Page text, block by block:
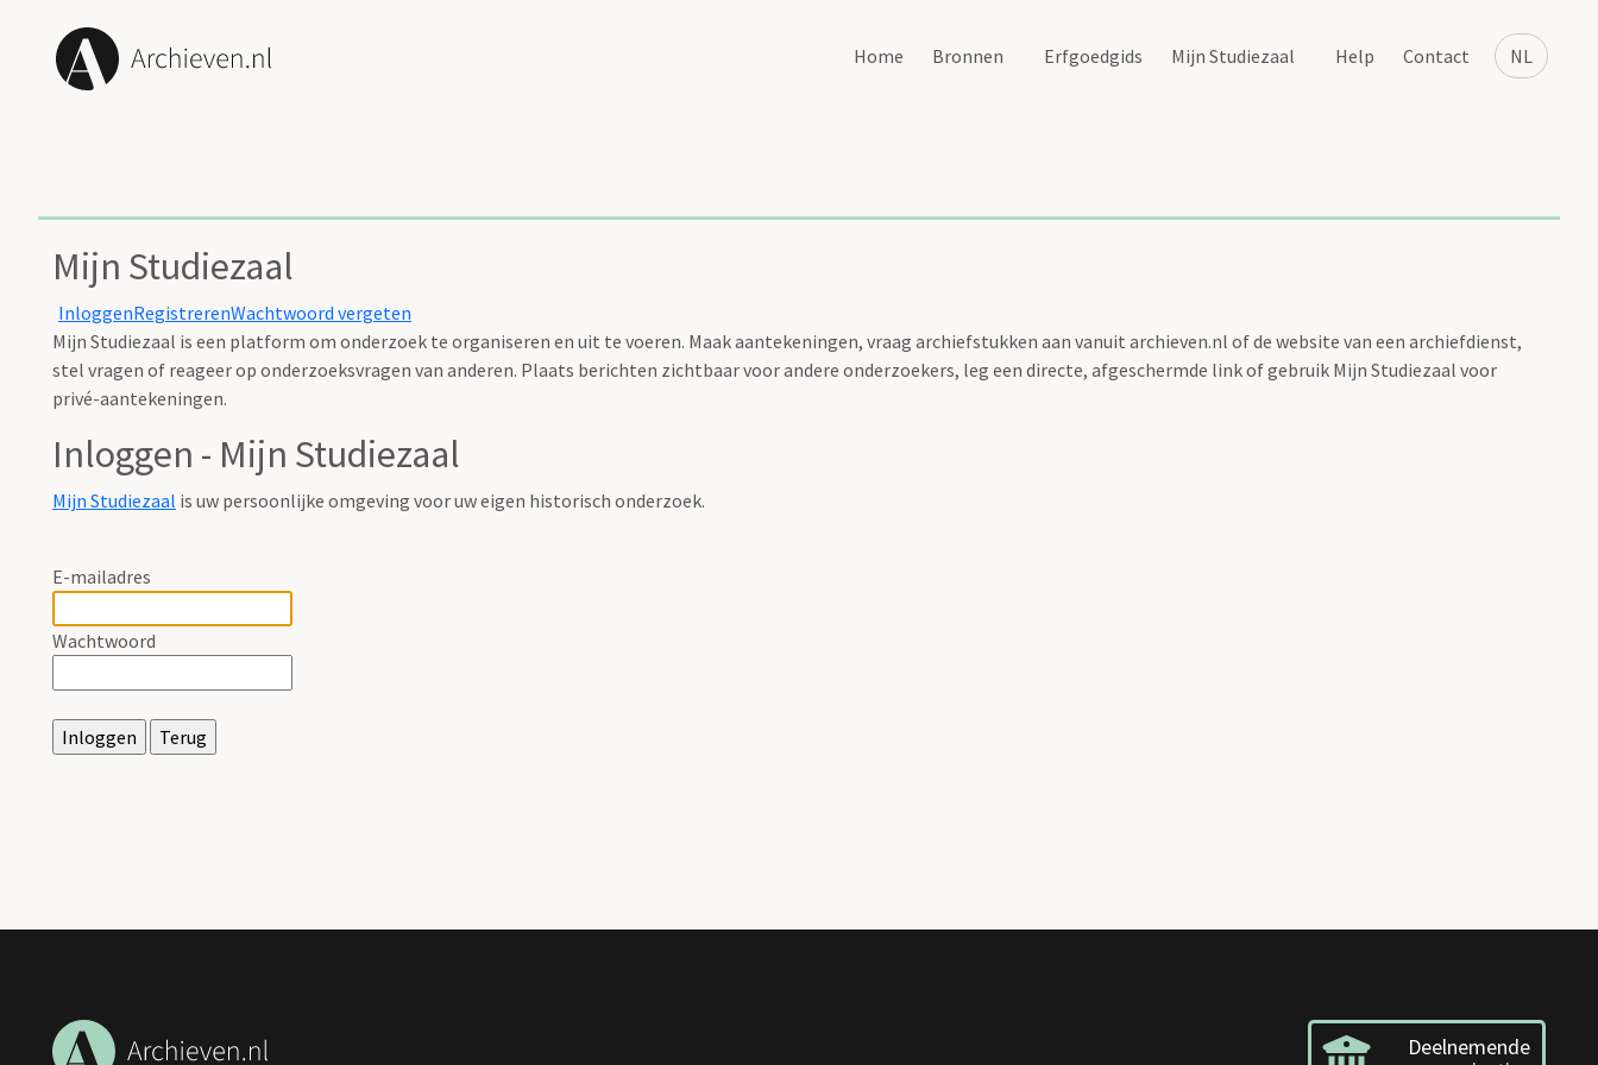
NL
Home Bronnen Erfgoedgids Mijn Studiezaal Help Contact
Mijn Studiezaal
InloggenRegistrerenWachtwoord vergeten
Mijn Studiezaal is een platform om onderzoek te organiseren en uit te voeren. Maak aantekeningen, vraag archiefstukken aan vanuit archieven.nl of de website van een archiefdienst,
stel vragen of reageer op onderzoeksvragen van anderen. Plaats berichten zichtbaar voor andere onderzoekers, leg een directe, afgeschermde link of gebruik Mijn Studiezaal voor
privé-aantekeningen.
Inloggen - Mijn Studiezaal
Mijn Studiezaal is uw persoonlijke omgeving voor uw eigen historisch onderzoek.
E-mailadres
Wachtwoord
Deelnemende